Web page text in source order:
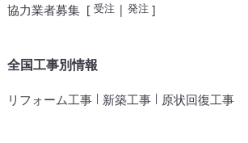
協力業者募集[ 受注| 発注]
全国工事別情報
リフォーム工事| 新築工事| 原状回復工事